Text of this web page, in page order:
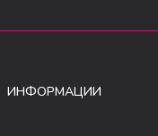
ИНФОРМАЦИИ